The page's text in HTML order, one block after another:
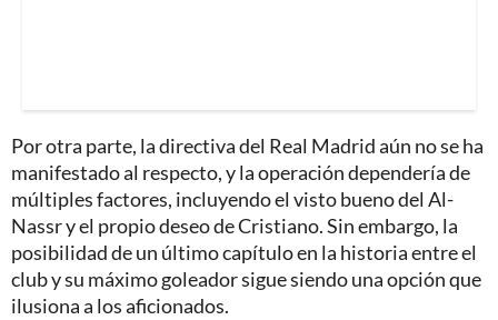
Por otra parte, la directiva del Real Madrid aún no se ha
manifestado al respecto, y la operación dependería de
múltiples factores, incluyendo el visto bueno del Al-
Nassr y el propio deseo de Cristiano. Sin embargo, la
posibilidad de un último capítulo en la historia entre el
club y su máximo goleador sigue siendo una opción que
ilusiona a los aficionados.